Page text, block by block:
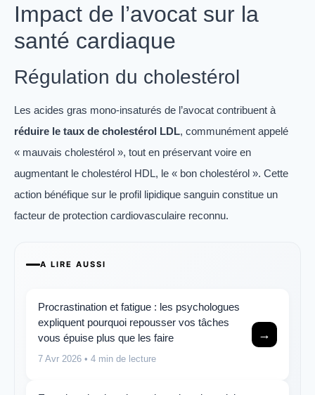
Impact de l’avocat sur la
santé cardiaque
Régulation du cholestérol
Les acides gras mono-insaturés de l’avocat contribuent à
réduire le taux de cholestérol LDL, communément appelé
« mauvais cholestérol », tout en préservant voire en
augmentant le cholestérol HDL, le « bon cholestérol ». Cette
action bénéfique sur le profil lipidique sanguin constitue un
facteur de protection cardiovasculaire reconnu.
A LIRE AUSSI
Procrastination et fatigue : les psychologues
expliquent pourquoi repousser vos tâches
vous épuise plus que les faire
7 Avr 2026 • 4 min de lecture
→